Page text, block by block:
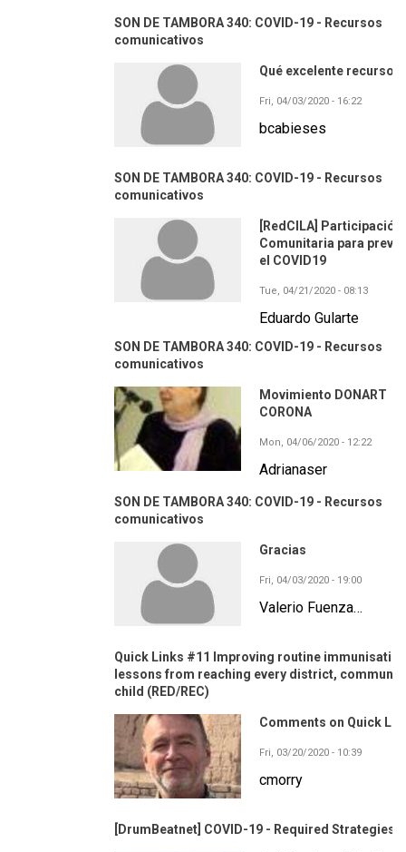
SON DE TAMBORA 340: COVID-19 - Recursos
comunicativos
Qué excelente recurso!
Fri, 04/03/2020 - 16:22
bcabieses
SON DE TAMBORA 340: COVID-19 - Recursos
comunicativos
[RedCILA] Participación
Comunitaria para
el COVID19
Tue, 04/21/2020 - 08:13
Eduardo Gularte
SON DE TAMBORA 340: COVID-19 - Recursos
comunicativos
Movimiento DONART
CORONA
Mon, 04/06/2020 - 12:22
Adrianaser
SON DE TAMBORA 340: COVID-19 - Recursos
comunicativos
Gracias
Fri, 04/03/2020 - 19:00
Valerio Fuenza…
Quick Links #11 Improving routine
lessons from reaching every district,
child (RED/REC)
Comments on Quick
Fri, 03/20/2020 - 10:39
cmorry
[DrumBeatnet] COVID-19 - Required Strategies?